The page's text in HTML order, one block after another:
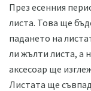
През есенния
листа. Това ще
падането на
ли жълти листа, а
аксесоар ще
Листата ще